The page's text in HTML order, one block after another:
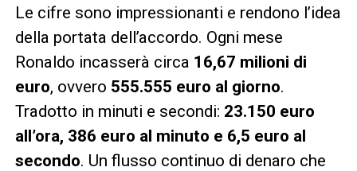
Le cifre sono impressionanti e rendono l’idea
della portata dell’accordo. Ogni mese
Ronaldo incasserà circa 16,67 milioni di
euro, ovvero 555.555 euro al giorno.
Tradotto in minuti e secondi: 23.150 euro
all’ora, 386 euro al minuto e 6,5 euro al
secondo. Un flusso continuo di denaro che